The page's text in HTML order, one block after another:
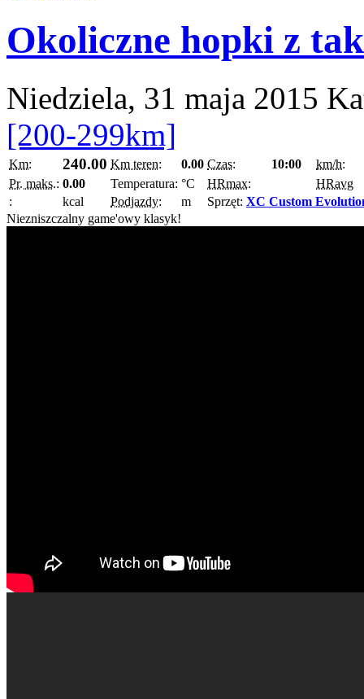
Okoliczne hopki z
Niedziela, 31 maja 2015
[200-299km]
Km: 240.00 Km teren: 0.00 Czas: 10:00
km/h:
Pr. maks.: 0.00 Temperatura: °C HRmax:
HRavg
:
kcal Podjazdy: m Sprzęt: XC Custom
Niezniszczalny game'owy klasyk!